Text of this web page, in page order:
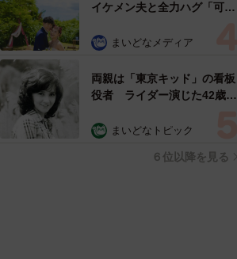
イケメン夫と全力ハグ「可愛
まいどなメディア
両親は「東京キッド」の看板
役者 ライダー演じた42歳元
ングフォト」計画を明言
まいどなトピック
６位以降を見る